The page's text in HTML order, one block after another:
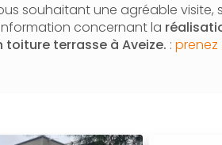
souhaitant une agréable
concernant la
toiture terrasse à Aveize. :